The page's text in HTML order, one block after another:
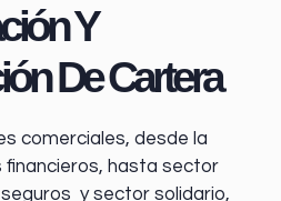
Y
De Cartera
comerciales, desde la
financieros, hasta sector
y sector solidario,